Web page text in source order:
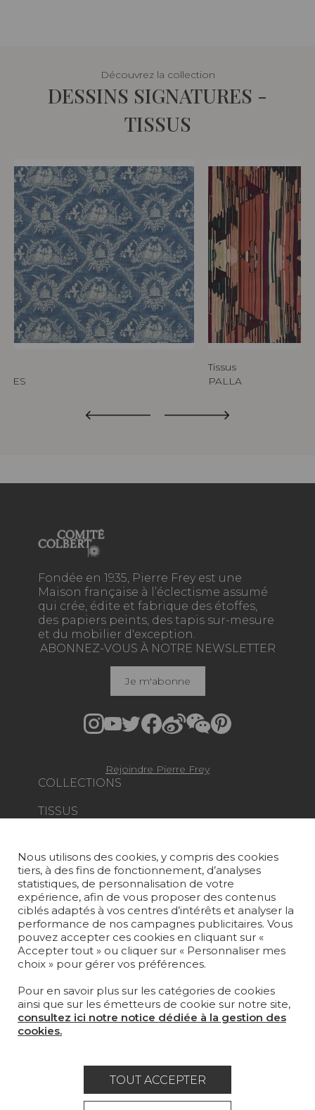
Découvrez la collection
DESSINS SIGNATURES -
TISSUS
Tissus
PALLA
Fondée en 1935, Pierre Frey est une
Maison française à l’éclectisme assumé
qui crée, édite et fabrique des étoffes,
des papiers peints, des tapis sur-mesure
et du mobilier d'exception.
COLLECTIONS
TISSUS
TAPIS ET MOQUETTES
MOBILIER
PROJETS
SUR-MESURE
MAGAZINE
LA MAISON
OÙ NOUS TROUVER ?
ABONNEZ-VOUS À NOTRE NEWSLETTER
Je m'abonne
Rejoindre Pierre Frey
Nous utilisons des cookies, y compris des cookies
tiers, à des fins de fonctionnement, d’analyses
statistiques, de personnalisation de votre
expérience, afin de vous proposer des contenus
ciblés adaptés à vos centres d’intérêts et analyser la
performance de nos campagnes publicitaires. Vous
pouvez accepter ces cookies en cliquant sur «
Accepter tout » ou cliquer sur « Personnaliser mes
choix » pour gérer vos préférences.
Pour en savoir plus sur les catégories de cookies
ainsi que sur les émetteurs de cookie sur notre site,
consultez ici notre notice dédiée à la gestion des
cookies.
TOUT ACCEPTER